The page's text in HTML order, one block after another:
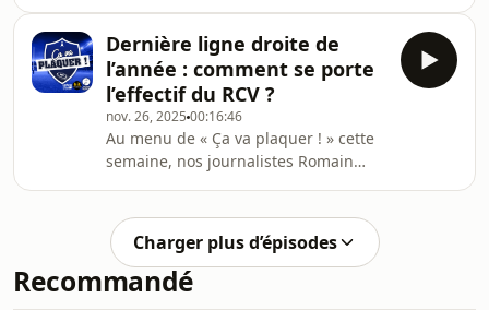
samedi soir.
Ouest-France, reçoivent le
dessinateur Redge, qui crayonne avec
humour après chaque match du RC
Vannes. Ensemble, ils reviennent sur
la rencontre des Bretons à
Carcassonne, sur le dernier match de
l’année à domicile contre Biarritz
vendredi, sur les moments
Dernière ligne droite de
l’année : comment se porte
l’effectif du RCV ?
nov. 26, 2025 00:16:46
Au menu de « Ça va plaquer ! » cette
semaine, nos journalistes Romain
France) font le point sur l’effectif du
RC Vannes, alors que le groupe a vu
l’arrivée de trois nouveaux joueurs ces
dernières semaines. On fait le point
Charger plus d’épisodes
Recommandé